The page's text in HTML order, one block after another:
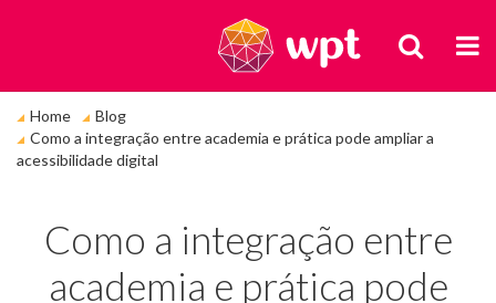
BUSCA
está
em:
Home
Blog
Como a integração entre academia e prática pode ampliar a
acessibilidade digital
Como a integração entre
academia e prática pode